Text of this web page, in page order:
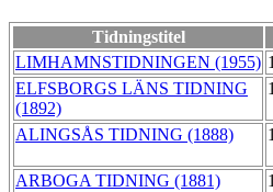
Tidningstitel
LIMHAMNSTIDNINGEN (1955)
ELFSBORGS LÄNS TIDNING
(1892)
ALINGSÅS TIDNING (1888)
ARBOGA TIDNING (1881)